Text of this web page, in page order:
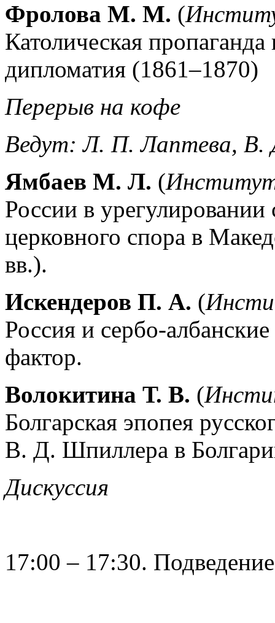
Фролова М. М. (
Католическая
дипломатия (1861–1870)
Перерыв на кофе
Ведут: Л. П. Лаптева, В.
Ямбаев М. Л. (Институт
России в урегулировании
церковного спора в
вв.).
Искендеров П. А. (
Россия и сербо-
фактор.
Волокитина Т. В. (
Болгарская эпопея
В. Д. Шпиллера в
Дискуссия
17:00 – 17:30.